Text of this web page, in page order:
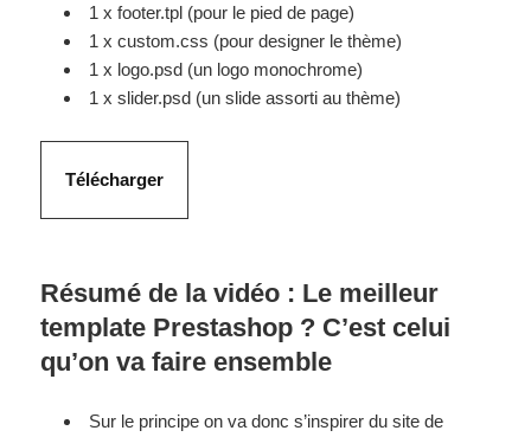
1 x footer.tpl (pour le pied de page)
1 x custom.css (pour designer le thème)
1 x logo.psd (un logo monochrome)
1 x slider.psd (un slide assorti au thème)
Télécharger
Résumé de la vidéo : Le meilleur
template Prestashop ? C’est celui
qu’on va faire ensemble
Sur le principe on va donc s’inspirer du site de